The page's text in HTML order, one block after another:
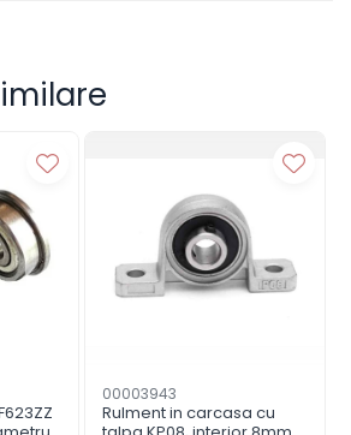
00003943
Rulment in carcasa cu